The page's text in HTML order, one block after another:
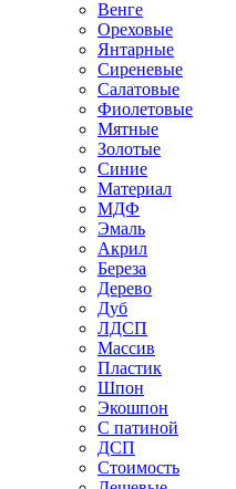
Венге
Ореховые
Янтарные
Сиреневые
Салатовые
Фиолетовые
Мятные
Золотые
Синие
Материал
МДФ
Эмаль
Акрил
Береза
Дерево
Дуб
ЛДСП
Массив
Пластик
Шпон
Экошпон
С патиной
ДСП
Стоимость